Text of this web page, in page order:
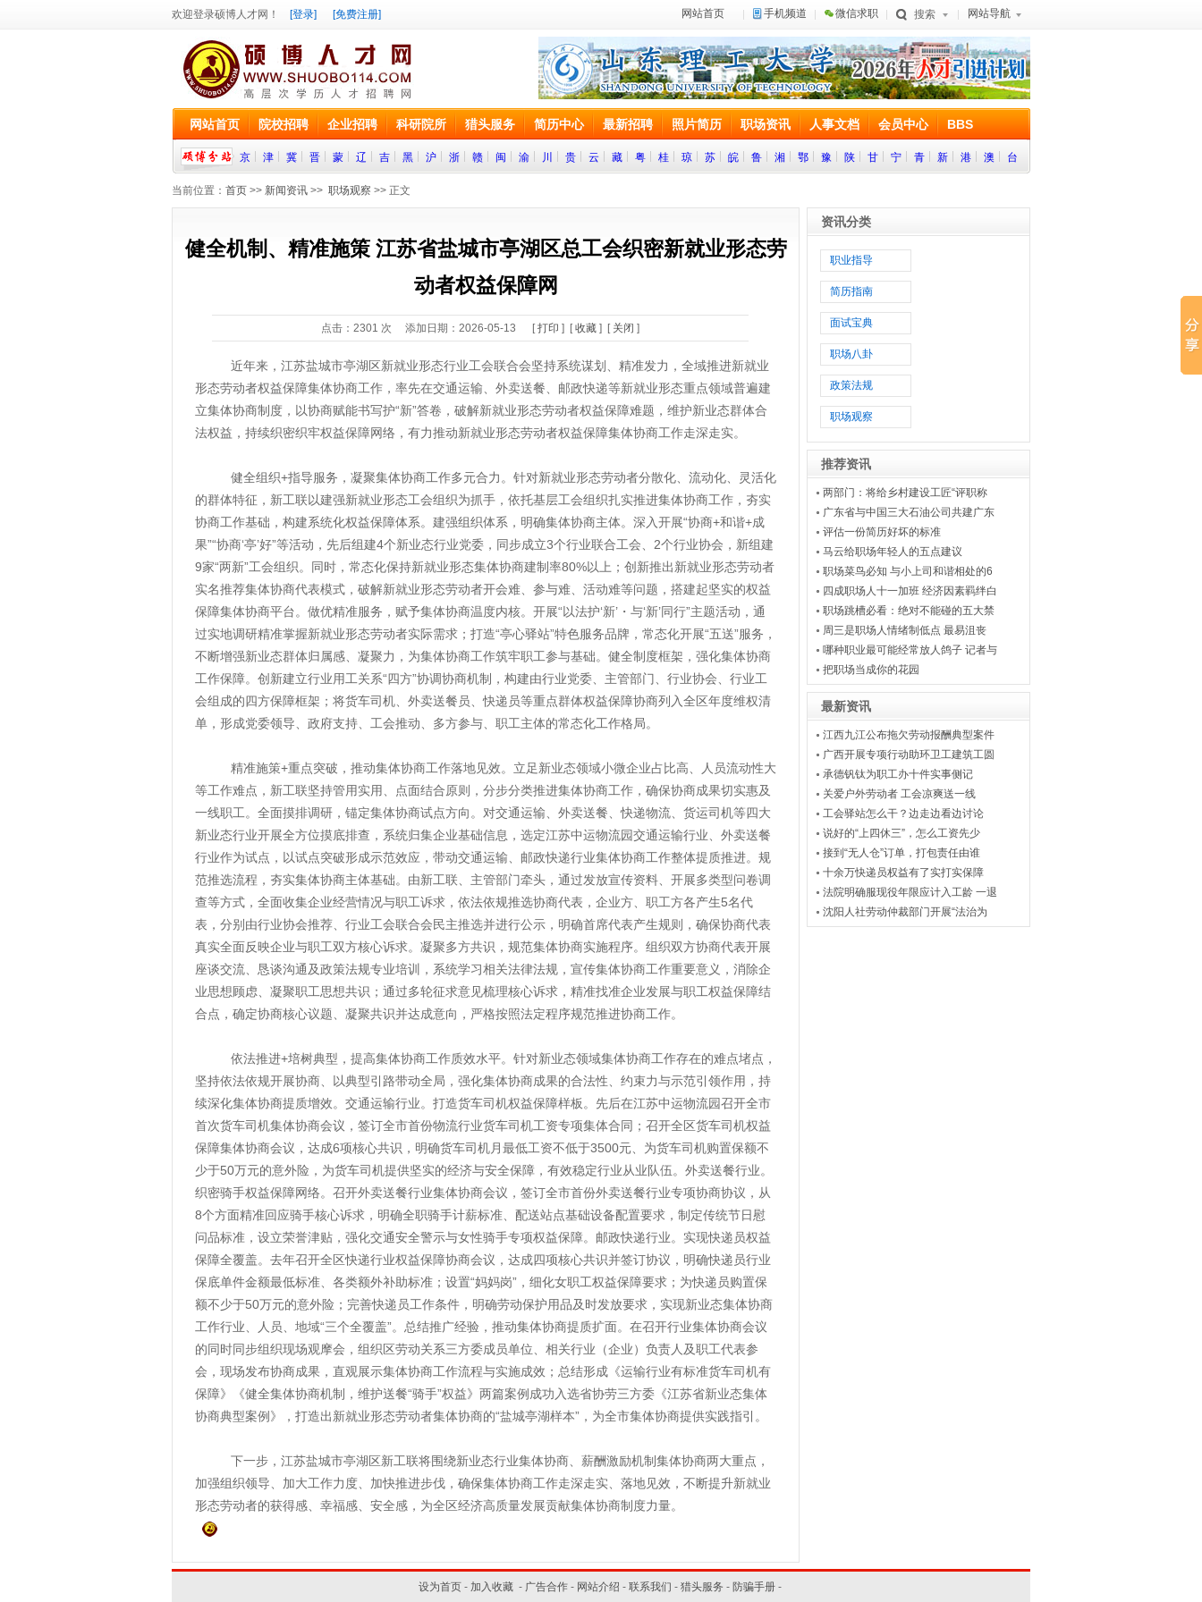
欢迎登录硕博人才网！ [登录] [免费注册] 网站导航
搜索
微信求职
手机频道
网站首页
网站首页 院校招聘 企业招聘 科研院所 猎头服务 简历中心 最新招聘 照片简历 职场资讯 人事文档 会员中心 BBS
京 津 冀 晋 蒙 辽 吉 黑 沪 浙 赣 闽 渝 川 贵 云 藏 粤 桂 琼 苏 皖 鲁 湘 鄂 豫 陕 甘 宁 青 新 港 澳 台
当前位置： 首页 >> 新闻资讯 >> 职场观察 >> 正文
健全机制、精准施策 江苏省盐城市亭湖区总工会织密新就业形态劳
动者权益保障网
点击： 2301 次 添加日期：2026-05-13 [打印 ] [收藏 ] [ 关闭 ]
近年来，江苏盐城市亭湖区新就业形态行业工会联合会坚持系统谋划、精准发力，全域推进新就业
形态劳动者权益保障集体协商工作，率先在交通运输、外卖送餐、邮政快递等新就业形态重点领域普遍建
立集体协商制度，以协商赋能书写护“新”答卷，破解新就业形态劳动者权益保障难题，维护新业态群体合
法权益，持续织密织牢权益保障网络，有力推动新就业形态劳动者权益保障集体协商工作走深走实。
健全组织+指导服务，凝聚集体协商工作多元合力。针对新就业形态劳动者分散化、流动化、灵活化
的群体特征，新工联以建强新就业形态工会组织为抓手，依托基层工会组织扎实推进集体协商工作，夯实
协商工作基础，构建系统化权益保障体系。建强组织体系，明确集体协商主体。深入开展“协商+和谐+成
果”“协商‘亭’好”等活动，先后组建4个新业态行业党委，同步成立3个行业联合工会、2个行业协会，新组建
9家“两新”工会组织。同时，常态化保持新就业形态集体协商建制率80%以上；创新推出新就业形态劳动者
实名推荐集体协商代表模式，破解新就业形态劳动者开会难、参与难、活动难等问题，搭建起坚实的权益
保障集体协商平台。做优精准服务，赋予集体协商温度内核。开展“以法护‘新’・与‘新’同行”主题活动，通
过实地调研精准掌握新就业形态劳动者实际需求；打造“亭心驿站”特色服务品牌，常态化开展“五送”服务，
不断增强新业态群体归属感、凝聚力，为集体协商工作筑牢职工参与基础。健全制度框架，强化集体协商
工作保障。创新建立行业用工关系“四方”协调协商机制，构建由行业党委、主管部门、行业协会、行业工
会组成的四方保障框架；将货车司机、外卖送餐员、快递员等重点群体权益保障协商列入全区年度维权清
单，形成党委领导、政府支持、工会推动、多方参与、职工主体的常态化工作格局。
精准施策+重点突破，推动集体协商工作落地见效。立足新业态领域小微企业占比高、人员流动性大
等工作难点，新工联坚持管用实用、点面结合原则，分步分类推进集体协商工作，确保协商成果切实惠及
一线职工。全面摸排调研，锚定集体协商试点方向。对交通运输、外卖送餐、快递物流、货运司机等四大
新业态行业开展全方位摸底排查，系统归集企业基础信息，选定江苏中运物流园交通运输行业、外卖送餐
行业作为试点，以试点突破形成示范效应，带动交通运输、邮政快递行业集体协商工作整体提质推进。规
范推选流程，夯实集体协商主体基础。由新工联、主管部门牵头，通过发放宣传资料、开展多类型问卷调
查等方式，全面收集企业经营情况与职工诉求，依法依规推选协商代表，企业方、职工方各产生5名代
表，分别由行业协会推荐、行业工会联合会民主推选并进行公示，明确首席代表产生规则，确保协商代表
真实全面反映企业与职工双方核心诉求。凝聚多方共识，规范集体协商实施程序。组织双方协商代表开展
座谈交流、恳谈沟通及政策法规专业培训，系统学习相关法律法规，宣传集体协商工作重要意义，消除企
业思想顾虑、凝聚职工思想共识；通过多轮征求意见梳理核心诉求，精准找准企业发展与职工权益保障结
合点，确定协商核心议题、凝聚共识并达成意向，严格按照法定程序规范推进协商工作。
依法推进+培树典型，提高集体协商工作质效水平。针对新业态领域集体协商工作存在的难点堵点，
坚持依法依规开展协商、以典型引路带动全局，强化集体协商成果的合法性、约束力与示范引领作用，持
续深化集体协商提质增效。交通运输行业。打造货车司机权益保障样板。先后在江苏中运物流园召开全市
首次货车司机集体协商会议，签订全市首份物流行业货车司机工资专项集体合同；召开全区货车司机权益
保障集体协商会议，达成6项核心共识，明确货车司机月最低工资不低于3500元、为货车司机购置保额不
少于50万元的意外险，为货车司机提供坚实的经济与安全保障，有效稳定行业从业队伍。外卖送餐行业。
织密骑手权益保障网络。召开外卖送餐行业集体协商会议，签订全市首份外卖送餐行业专项协商协议，从
8个方面精准回应骑手核心诉求，明确全职骑手计薪标准、配送站点基础设备配置要求，制定传统节日慰
问品标准，设立荣誉津贴，强化交通安全警示与女性骑手专项权益保障。邮政快递行业。实现快递员权益
保障全覆盖。去年召开全区快递行业权益保障协商会议，达成四项核心共识并签订协议，明确快递员行业
保底单件金额最低标准、各类额外补助标准；设置“妈妈岗”，细化女职工权益保障要求；为快递员购置保
额不少于50万元的意外险；完善快递员工作条件，明确劳动保护用品及时发放要求，实现新业态集体协商
工作行业、人员、地域“三个全覆盖”。总结推广经验，推动集体协商提质扩面。在召开行业集体协商会议
的同时同步组织现场观摩会，组织区劳动关系三方委成员单位、相关行业（企业）负责人及职工代表参
会，现场发布协商成果，直观展示集体协商工作流程与实施成效；总结形成《运输行业有标准货车司机有
保障》《健全集体协商机制，维护送餐“骑手”权益》两篇案例成功入选省协劳三方委《江苏省新业态集体
协商典型案例》，打造出新就业形态劳动者集体协商的“盐城亭湖样本”，为全市集体协商提供实践指引。
下一步，江苏盐城市亭湖区新工联将围绕新业态行业集体协商、薪酬激励机制集体协商两大重点，
加强组织领导、加大工作力度、加快推进步伐，确保集体协商工作走深走实、落地见效，不断提升新就业
形态劳动者的获得感、幸福感、安全感，为全区经济高质量发展贡献集体协商制度力量。
资讯分类
职业指导
简历指南
面试宝典
职场八卦
政策法规
职场观察
推荐资讯
两部门：将给乡村建设工匠“评职称
广东省与中国三大石油公司共建广东
评估一份简历好坏的标准
马云给职场年轻人的五点建议
职场菜鸟必知 与小上司和谐相处的6
四成职场人十一加班 经济因素羁绊白
职场跳槽必看：绝对不能碰的五大禁
周三是职场人情绪制低点 最易沮丧
哪种职业最可能经常放人鸽子 记者与
把职场当成你的花园
最新资讯
江西九江公布拖欠劳动报酬典型案件
广西开展专项行动助环卫工建筑工圆
承德钒钛为职工办十件实事侧记
关爱户外劳动者 工会凉爽送一线
工会驿站怎么干？边走边看边讨论
说好的“上四休三”，怎么工资先少
接到“无人仓”订单，打包责任由谁
十余万快递员权益有了实打实保障
法院明确服现役年限应计入工龄 一退
沈阳人社劳动仲裁部门开展“法治为
设为首页- 加入收藏- 广告合作- 网站介绍 - 联系我们 - 猎头服务 - 防骗手册-